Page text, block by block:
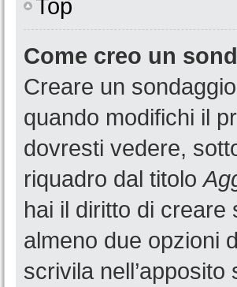
Top
Come creo un
Creare un
quando modifichi il
dovresti vedere,
riquadro dal titolo
hai il diritto di
almeno due opzioni
scrivila